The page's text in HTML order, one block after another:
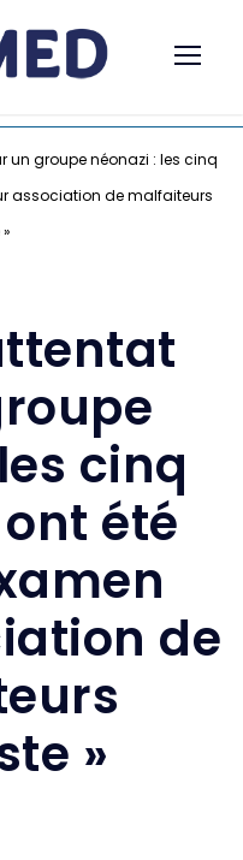
un groupe néonazi : les cinq
association de malfaiteurs
cinq
été
de
»